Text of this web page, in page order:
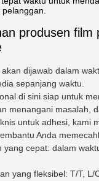
produsen film
dijawab dalam
sepanjang waktu.
di sini siap untuk
menangani masalah,
untuk adhesi, kami
Anda
yang cepat: dalam
yang fleksibel: T/T, L/